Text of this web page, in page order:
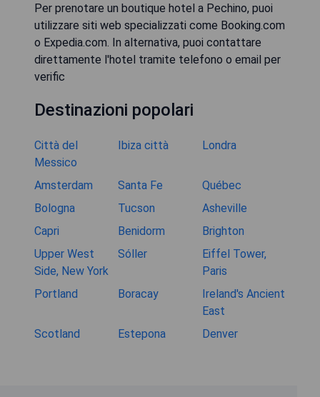
Per prenotare un boutique hotel a Pechino, puoi
utilizzare siti web specializzati come Booking.com
o Expedia.com. In alternativa, puoi contattare
direttamente l'hotel tramite telefono o email per
verific
Destinazioni popolari
Città del
Messico
Ibiza città Londra
Amsterdam Santa Fe
Québec
Bologna
Tucson
Asheville
Capri
Benidorm
Brighton
Upper West
Side, New York
Sóller
Eiffel Tower,
Paris
Portland
Boracay
Ireland's Ancient
East
Scotland
Estepona Denver